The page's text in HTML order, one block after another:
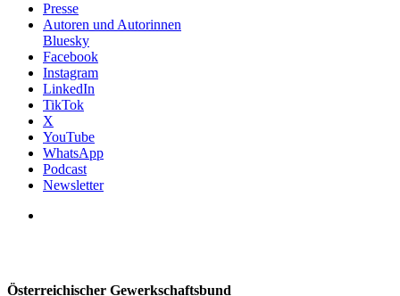
Presse
Autoren und Autorinnen
Bluesky
Facebook
Instagram
LinkedIn
TikTok
X
YouTube
WhatsApp
Podcast
Newsletter
Österreichischer Gewerkschaftsbund